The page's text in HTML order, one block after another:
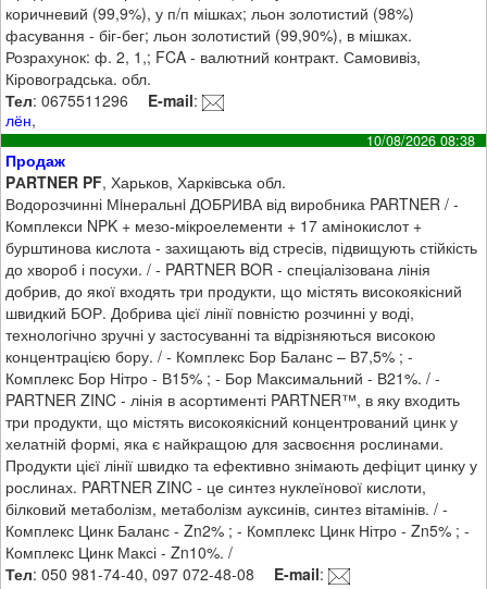
коричневий (99,9%), у п/п мішках; льон золотистий (98%)
фасування - біг-бег; льон золотистий (99,90%), в мішках.
Розрахунок: ф. 2, 1,; FCA - валютний контракт. Самовивіз,
Кіровоградська. обл.
Тел: 0675511296 E-mail:
лён,
10/08/2026 08:38
Продаж
PАRTNER PF, Харьков, Харківська обл.
Водорозчинні Мiнеральнi ДОБРИВА від виробника PARTNER / -
Комплекси NPK + мезо-мікроелементи + 17 амінокислот +
бурштинова кислота - захищають від стресів, підвищують стійкість
до хвороб і посухи. / - PARTNER BOR - спеціалізована лінія
добрив, до якої входять три продукти, що містять високоякісний
швидкий БОР. Добрива цієї лінії повністю розчинні у воді,
технологічно зручні у застосуванні та відрізняються високою
концентрацією бору. / - Комплекс Бор Баланс – В7,5% ; -
Комплекс Бор Нітро - В15% ; - Бор Максимальний - В21%. / -
PARTNER ZINC - лінія в асортименті PARTNER™, в яку входить
три продукти, що містять високоякісний концентрований цинк у
хелатній формі, яка є найкращою для засвоєння рослинами.
Продукти цієї лінії швидко та ефективно знімають дефіцит цинку у
рослинах. PARTNER ZINC - це синтез нуклеїнової кислоти,
білковий метаболізм, метаболізм ауксинів, синтез вітамінів. / -
Комплекс Цинк Баланс - Zn2% ; - Комплекс Цинк Нітро - Zn5% ; -
Комплекс Цинк Максі - Zn10%. /
Тел: 050 981-74-40, 097 072-48-08 E-mail: